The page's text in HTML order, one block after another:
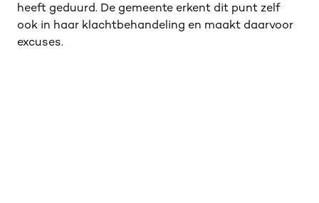
heeft geduurd. De gemeente erkent dit punt zelf
ook in haar klachtbehandeling en maakt daarvoor
excuses.